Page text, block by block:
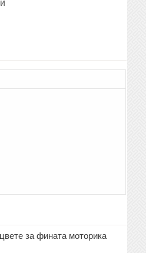
за фината моторика